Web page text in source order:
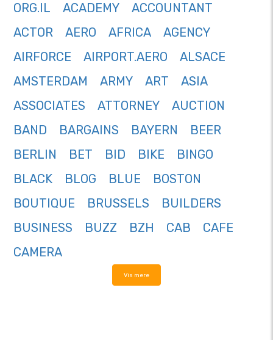
ORG.IL
ACADEMY
ACCOUNTANT
ACTOR
AERO AFRICA
AGENCY
AIRFORCE
AIRPORT.AERO
ALSACE
AMSTERDAM
ARMY ART
ASIA
ASSOCIATES
ATTORNEY
AUCTION
BAND
BARGAINS BAYERN
BEER
BERLIN
BET BID BIKE
BINGO
BLACK
BLOG BLUE
BOSTON
BOUTIQUE
BRUSSELS
BUILDERS
BUSINESS
BUZZ BZH CAB
CAFE
CAMERA
Vis mere